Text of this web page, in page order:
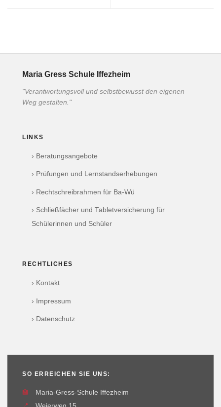
Maria Gress Schule Iffezheim
"Verantwortungsvoll und selbstbewusst den eigenen
Weg gestalten."
LINKS
› Beratungsangebote
› Prüfungen und Lernstandserhebungen
› Rechtschreibrahmen für Ba-Wü
› Schließfächer und Tabletversicherung für
Schülerinnen und Schüler
RECHTLICHES
› Kontakt
› Impressum
› Datenschutz
SO ERREICHEN SIE UNS:
🏫
Maria-Gress-Schule Iffezheim
📍